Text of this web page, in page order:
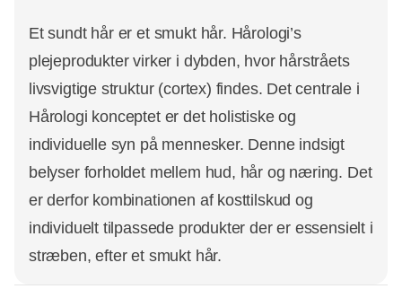
Et sundt hår er et smukt hår. Hårologi’s
plejeprodukter virker i dybden, hvor hårstråets
livsvigtige struktur (cortex) findes. Det centrale i
Hårologi konceptet er det holistiske og
individuelle syn på mennesker. Denne indsigt
belyser forholdet mellem hud, hår og næring. Det
er derfor kombinationen af kosttilskud og
individuelt tilpassede produkter der er essensielt i
stræben, efter et smukt hår.